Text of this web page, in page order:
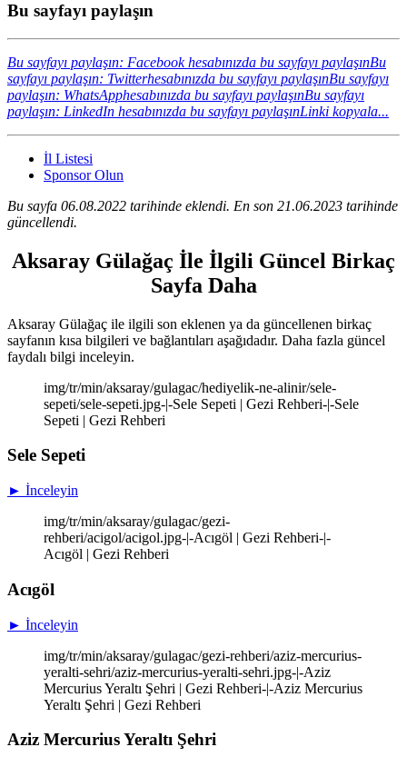
Bu sayfayı paylaşın
Bu sayfayı paylaşın: Facebook hesabınızda bu sayfayı paylaşınBu
sayfayı paylaşın: Twitterhesabınızda bu sayfayı paylaşınBu sayfayı
paylaşın: WhatsApphesabınızda bu sayfayı paylaşınBu sayfayı
paylaşın: LinkedIn hesabınızda bu sayfayı paylaşınLinki kopyala...
İl Listesi
Sponsor Olun
Bu sayfa 06.08.2022 tarihinde eklendi. En son 21.06.2023 tarihinde
güncellendi.
Aksaray Gülağaç İle İlgili Güncel Birkaç
Sayfa Daha
Aksaray Gülağaç ile ilgili son eklenen ya da güncellenen birkaç
sayfanın kısa bilgileri ve bağlantıları aşağıdadır. Daha fazla güncel
faydalı bilgi inceleyin.
img/tr/min/aksaray/gulagac/hediyelik-ne-alinir/sele-
sepeti/sele-sepeti.jpg-|-Sele Sepeti | Gezi Rehberi-|-Sele
Sepeti | Gezi Rehberi
Sele Sepeti
► İnceleyin
img/tr/min/aksaray/gulagac/gezi-
rehberi/acigol/acigol.jpg-|-Acıgöl | Gezi Rehberi-|-
Acıgöl | Gezi Rehberi
Acıgöl
► İnceleyin
img/tr/min/aksaray/gulagac/gezi-rehberi/aziz-mercurius-
yeralti-sehri/aziz-mercurius-yeralti-sehri.jpg-|-Aziz
Mercurius Yeraltı Şehri | Gezi Rehberi-|-Aziz Mercurius
Yeraltı Şehri | Gezi Rehberi
Aziz Mercurius Yeraltı Şehri